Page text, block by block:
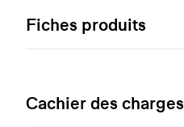
Fiches produits
Cachier des charges